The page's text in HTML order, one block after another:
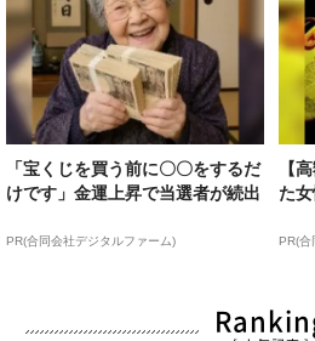
「宝くじを買う前に〇〇をするだ
けです」金運上昇で当選者が続出
PR(合同会社デジタルファーム)
【
た
PR(合